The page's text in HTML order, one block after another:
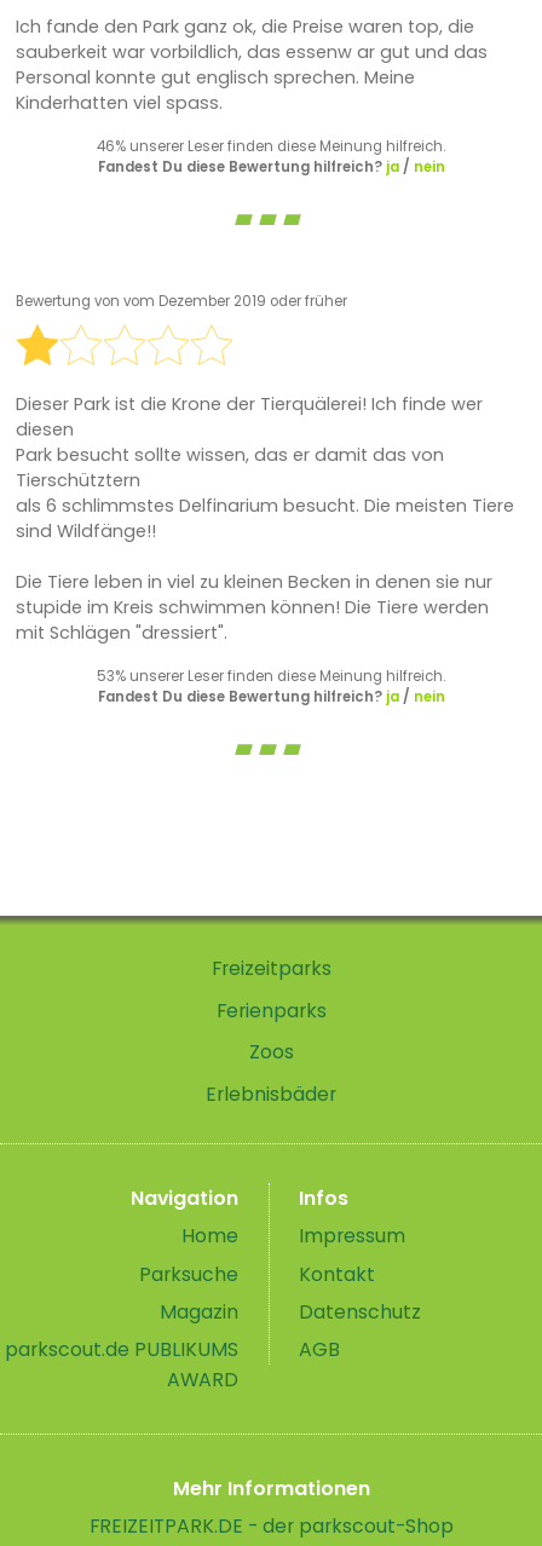
Ich fande den Park ganz ok, die Preise waren top, die
sauberkeit war vorbildlich, das essenw ar gut und das
Personal konnte gut englisch sprechen. Meine
Kinderhatten viel spass.
46% unserer Leser finden diese Meinung hilfreich.
Fandest Du diese Bewertung hilfreich? ja/ nein
Bewertung von vom Dezember 2019 oder früher
Dieser Park ist die Krone der Tierquälerei! Ich finde wer
diesen
Park besucht sollte wissen, das er damit das von
Tierschütztern
als 6 schlimmstes Delfinarium besucht. Die meisten Tiere
sind Wildfänge!!
Die Tiere leben in viel zu kleinen Becken in denen sie nur
stupide im Kreis schwimmen können! Die Tiere werden
mit Schlägen "dressiert".
53% unserer Leser finden diese Meinung hilfreich.
Fandest Du diese Bewertung hilfreich? ja/ nein
Freizeitparks
Ferienparks
Zoos
Erlebnisbäder
Navigation
Home
Parksuche
Magazin
parkscout.de PUBLIKUMS
AWARD
Infos
Impressum
Kontakt
Datenschutz
AGB
Mehr Informationen
FREIZEITPARK.DE - der parkscout-Shop